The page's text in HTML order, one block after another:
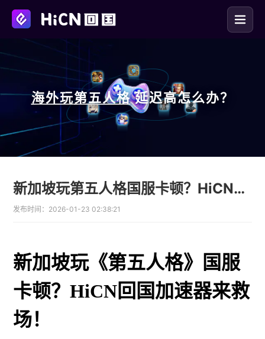
海外玩第五人格 延迟高怎么办？
新加坡玩第五人格国服卡顿？HiCN回国加速器来救场！
发布时间： 2026-01-23 02:38:21
新加坡玩《第五人格》国服
卡顿？HiCN回国加速器来救
场！